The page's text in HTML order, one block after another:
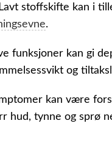
stoffskifte kan i
.
funksjoner kan gi
og
kan være
hud, tynne og sprø